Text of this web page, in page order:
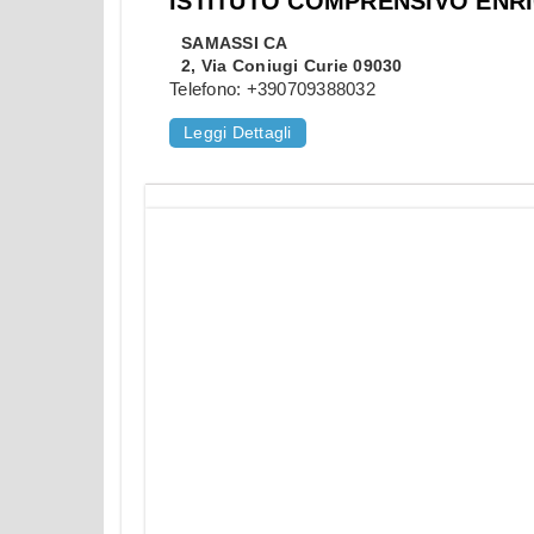
SAMASSI CA
2, Via Coniugi Curie 09030
Telefono: +390709388032
Leggi Dettagli